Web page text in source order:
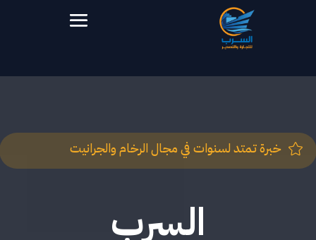
 خبرة تمتد لسنوات في مجال الرخام والجرانيت
السرب